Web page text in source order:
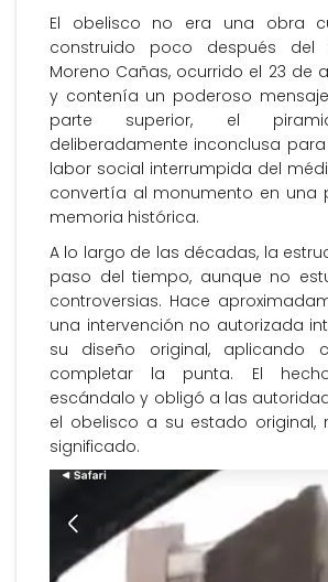
El obelisco no era una obra
construido poco después del
Moreno Cañas, ocurrido el 23 de
y contenía un poderoso
parte superior, el
deliberadamente inconclusa
labor social interrumpida del
convertía al monumento en una
memoria histórica.
A lo largo de las décadas, la
paso del tiempo, aunque no
controversias. Hace
una intervención no autorizada
su diseño original, aplicando
completar la punta. El
escándalo y obligó a las
el obelisco a su estado original,
significado.